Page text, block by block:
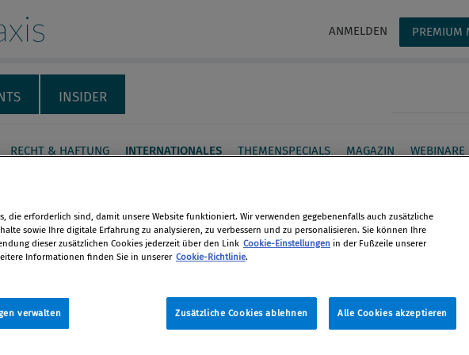
ANMELDEN PREMIUM
INSIDER
RECHT & HAFTUNG INTERNATIONALES THEMENSPECIALS MAGAZIN
wir Geldwäsche?
Institutionen erlassen immer neue
im Kampf gegen Geldwäsche. Kaum
Woher kommt eigentlich all das
Geld? Der Autor des Artikels ist
die erforderlich sind, damit unsere Website funktioniert. Wir verwenden gegebenenfalls auch zusätzliche
sowie Ihre digitale Erfahrung zu analysieren, zu verbessern und zu personalisieren. Sie können Ihre
dieser zusätzlichen Cookies jederzeit über den Link Cookie-Einstellungen in der Fußzeile unserer
Informationen finden Sie in unserer Cookie-Richtlinie.
Zusätzliche Cookies ablehnen Alle Cookies akzeptieren
verwalten